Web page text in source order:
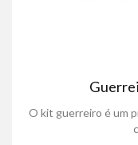
O kit guerreiro é um